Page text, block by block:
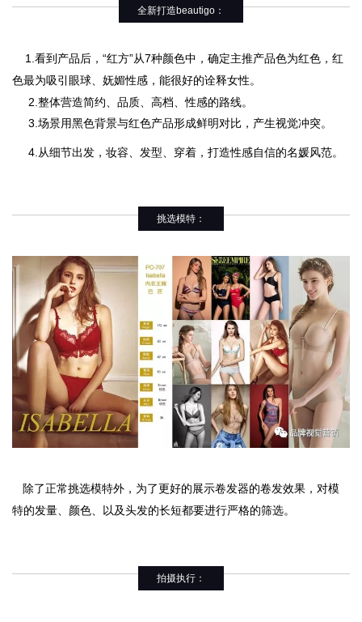
全新打造beautigo：
1.看到产品后，“红方”从7种颜色中，确定主推产品色为红色，红
色最为吸引眼球、妩媚性感，能很好的诠释女性。
2.整体营造简约、品质、高档、性感的路线。
3.场景用黑色背景与红色产品形成鲜明对比，产生视觉冲突。
4.从细节出发，妆容、发型、穿着，打造性感自信的名媛风范。
挑选模特：
除了正常挑选模特外，为了更好的展示卷发器的卷发效果，对模
特的发量、颜色、以及头发的长短都要进行严格的筛选。
拍摄执行：